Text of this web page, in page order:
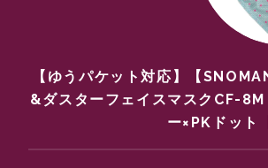
【ゆうパケット対応】【
&ダスターフェイスマスクCF-
ー×PKドット